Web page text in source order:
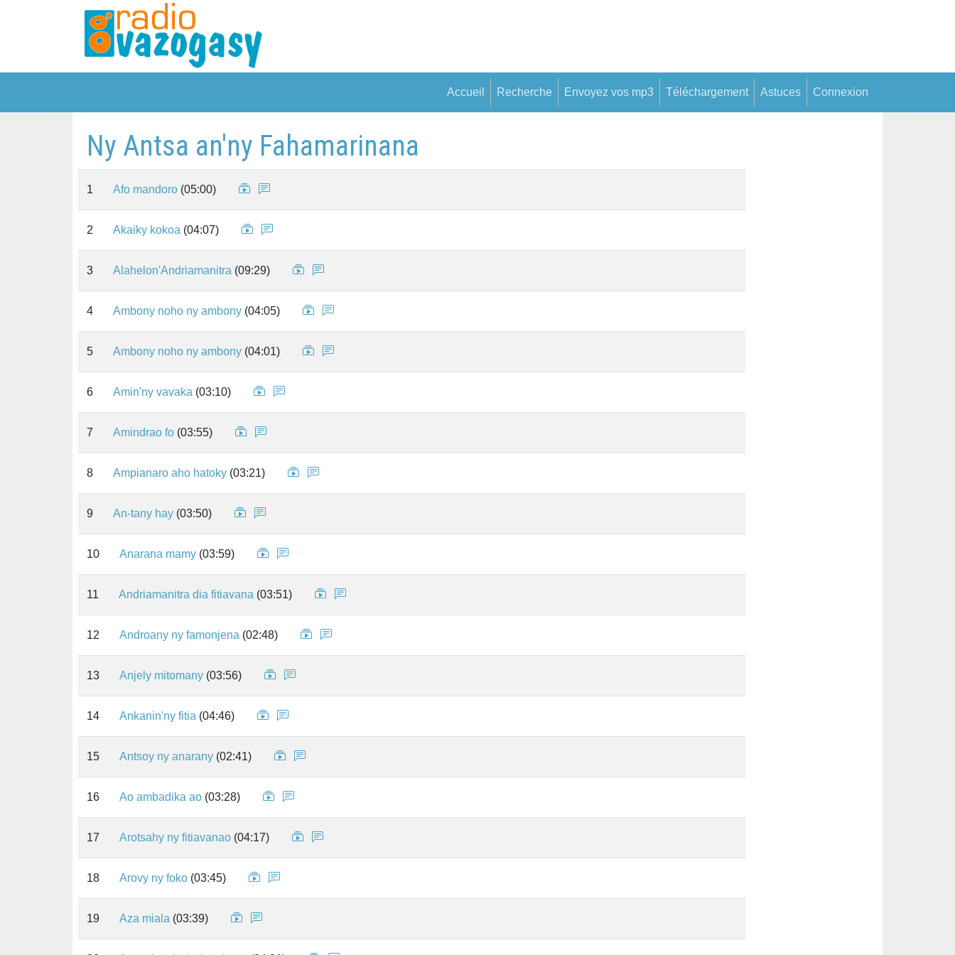
Accueil Recherche Envoyez vos mp3 Téléchargement Astuces Connexion
Ny Antsa an'ny Fahamarinana
1 Afo mandoro (05:00)
2 Akaiky kokoa (04:07)
3 Alahelon'Andriamanitra (09:29)
4 Ambony noho ny ambony (04:05)
5 Ambony noho ny ambony (04:01)
6 Amin'ny vavaka (03:10)
7 Amindrao fo (03:55)
8 Ampianaro aho hatoky (03:21)
9 An-tany hay (03:50)
10 Anarana mamy (03:59)
11 Andriamanitra dia fitiavana (03:51)
12 Androany ny famonjena (02:48)
13 Anjely mitomany (03:56)
14 Ankanin'ny fitia (04:46)
15 Antsoy ny anarany (02:41)
16 Ao ambadika ao (03:28)
17 Arotsahy ny fitiavanao (04:17)
18 Arovy ny foko (03:45)
19 Aza miala (03:39)